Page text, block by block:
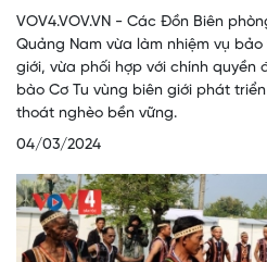
VOV4.VOV.VN - Các Đồn Biên
Quảng Nam vừa làm nhiệm vụ
giới, vừa phối hợp với chính quyền
bào Cơ Tu vùng biên giới phát
thoát nghèo bền vững.
04/03/2024